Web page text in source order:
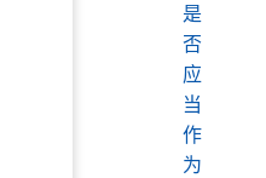
是
否
应
当
作
为